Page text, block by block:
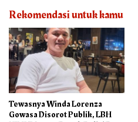
Rekomendasi untuk kamu
Tewasnya Winda Lorenza
Gowasa Disorot Publik, LBH